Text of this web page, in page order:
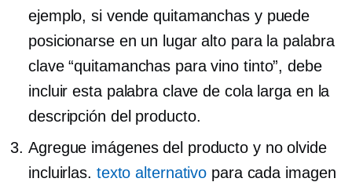
ejemplo, si vende quitamanchas y puede
posicionarse en un lugar alto para la palabra
clave “quitamanchas para vino tinto”, debe
incluir esta palabra clave de cola larga en la
descripción del producto.
Agregue imágenes del producto y no olvide
incluirlas. texto alternativo para cada imagen